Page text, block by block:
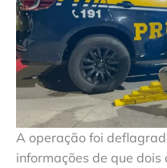
A operação foi
informações de que